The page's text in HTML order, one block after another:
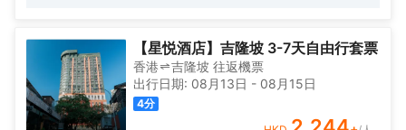
【星悦酒店】吉隆坡 3-7天自由行套票
香港 吉隆坡 往返機票
出行日期: 08月13日 - 08月15日
4分